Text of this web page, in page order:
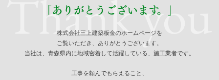
「ありがとうございます。」
株式会社三上建築板金のホームページを
ご覧いただき、ありがとうございます。
当社は、青森県内に地域密着して活躍している、施工業者です。
工事を頼んでもらえること、